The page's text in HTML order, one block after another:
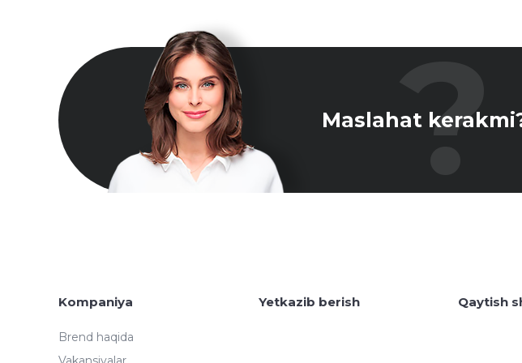
Maslahat
Kompaniya
Brend haqida
Yetkazib berish Qaytish